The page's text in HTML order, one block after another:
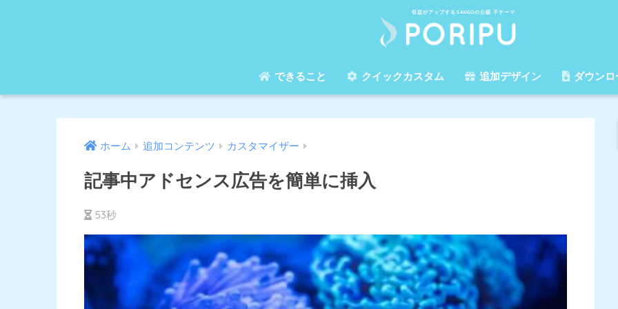
収益がアップするSANGOの公認 子テーマ
できること クイックカスタム 追加デザイン ダウンロ
ホーム 追加コンテンツ カスタマイザー
記事中アドセンス広告を簡単に挿入
53秒